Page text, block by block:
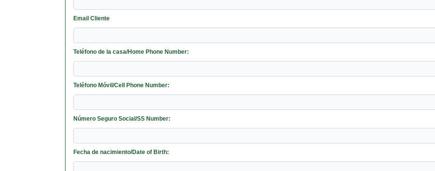
Email Cliente
Teléfono de la casa/Home Phone Number:
Teléfono Móvil/Cell Phone Number:
Número Seguro Social/SS Number:
Fecha de nacimiento/Date of Birth: